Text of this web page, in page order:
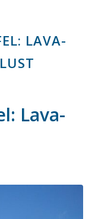
LAVA-
Lava-